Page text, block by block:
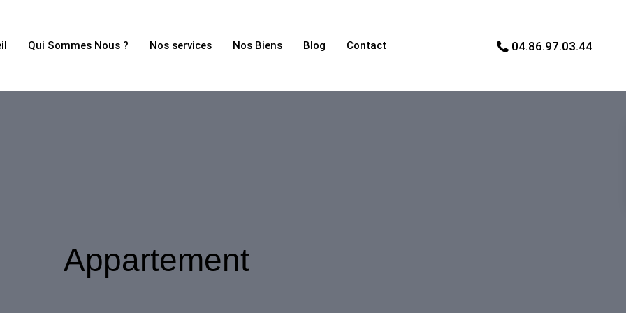
Qui Sommes Nous ? Nos services Nos Biens Blog Contact 04.86.97.03.44
Appartement